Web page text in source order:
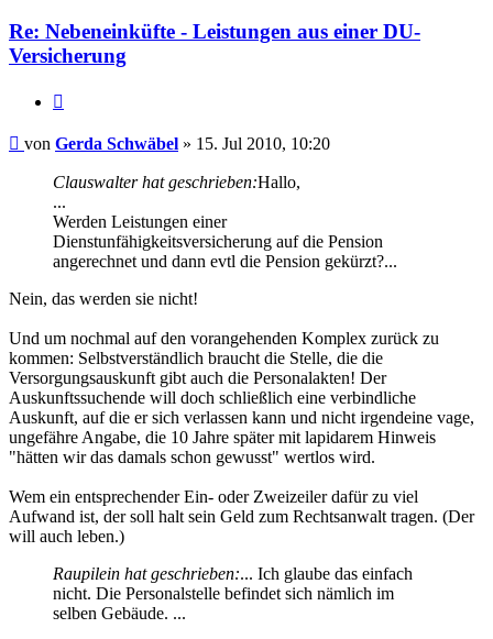
Re: Nebeneinküfte - Leistungen aus einer DU-
Versicherung
Beitrag
von Gerda Schwäbel » 15. Jul 2010, 10:20
Clauswalter hat geschrieben:Hallo,
...
Werden Leistungen einer
Dienstunfähigkeitsversicherung auf die Pension
angerechnet und dann evtl die Pension gekürzt?...
Nein, das werden sie nicht!
Und um nochmal auf den vorangehenden Komplex zurück zu
kommen: Selbstverständlich braucht die Stelle, die die
Versorgungsauskunft gibt auch die Personalakten! Der
Auskunftssuchende will doch schließlich eine verbindliche
Auskunft, auf die er sich verlassen kann und nicht irgendeine vage,
ungefähre Angabe, die 10 Jahre später mit lapidarem Hinweis
"hätten wir das damals schon gewusst" wertlos wird.
Wem ein entsprechender Ein- oder Zweizeiler dafür zu viel
Aufwand ist, der soll halt sein Geld zum Rechtsanwalt tragen. (Der
will auch leben.)
Raupilein hat geschrieben:... Ich glaube das einfach
nicht. Die Personalstelle befindet sich nämlich im
selben Gebäude. ...